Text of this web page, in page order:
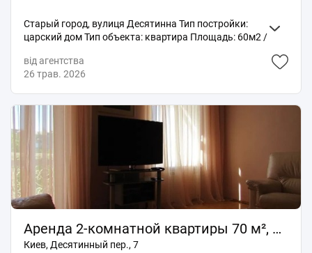
Старый город, вулиця Десятинна Тип постройки:
царский дом Тип объекта: квартира Площадь: 60м2 /
Ремонт: капитальный ремонт Объект SL-061617
від агентства
26 трав. 2026
Аренда 2-комнатной квартиры 70 м², Десятинный пер., 7
Киев, Десятинный пер., 7